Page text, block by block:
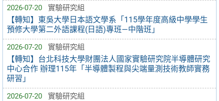
2026-07-20 實驗研究組
【轉知】東吳大學日本語文學系「115學年度高級中學學生
預修大學第二外語課程(日語)專班—中階班」
2026-07-20 實驗研究組
【轉知】台北科技大學財團法人國家實驗研究院半導體研究
中心合作 辦理115年「半導體製程與尖端量測技術教師實務
研習」
2026-07-20 實驗研究組